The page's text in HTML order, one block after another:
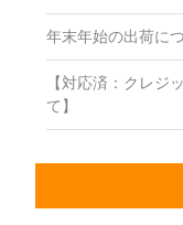
年末年始の出荷に
【対応済：クレジ
て】